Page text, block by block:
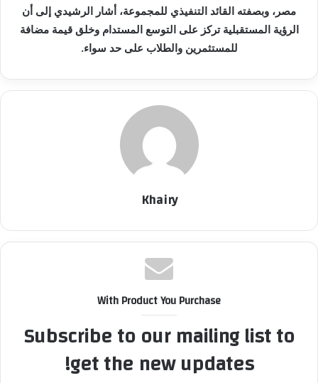
مصر، وبصفته القائد التنفيذي للمجموعة، أشار الرشيدي إلى أن
الرؤية المستقبلية تركز على التوسع المستدام وخلق قيمة مضافة
للمستثمرين والطلاب على حد سواء.
Khairy
With Product You Purchase
Subscribe to our mailing list to
get the new updates!